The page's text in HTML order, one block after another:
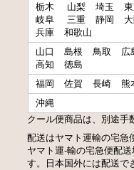
栃木
山梨 埼玉
岐阜
三重 静岡
兵庫
和歌山
山口 島根 鳥取 広
高知
徳島
福岡 佐賀 長崎 熊
沖縄
クール便商品は、別途手
配送はヤマト運輸の宅急
ヤマト運-輸の宅急便配
す。日本国外には配送で